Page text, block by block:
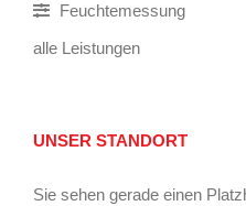
Feuchtemessung
alle Leistungen
UNSER STANDORT
Sie sehen gerade einen